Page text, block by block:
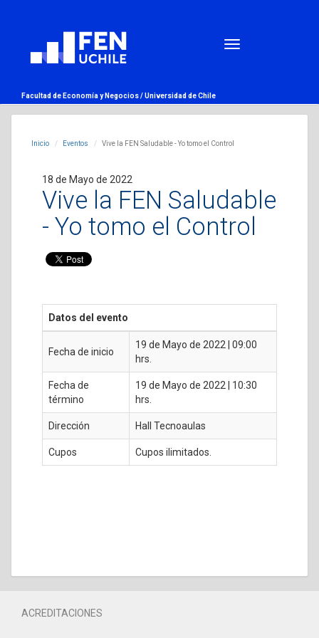
Facultad de Economía y Negocios /Universidad de Chile
Inicio Eventos Vive la FEN Saludable - Yo tomo el Control
18 de Mayo de 2022
Vive la FEN Saludable
- Yo tomo el Control
Datos del evento
Fecha de inicio
19 de Mayo de 2022 | 09:00
hrs.
Fecha de
término
19 de Mayo de 2022 | 10:30
hrs.
Dirección Hall Tecnoaulas
Cupos Cupos ilimitados.
ACREDITACIONES